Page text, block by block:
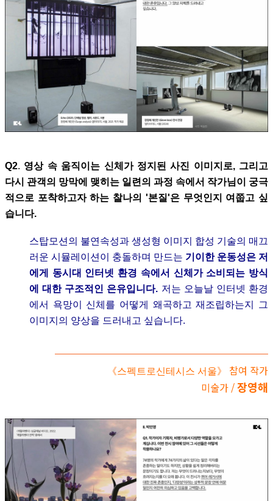
Q2. 영상 속 움직이는 신체가 정지된 사진 이미지로, 그리고
다시 관객의 망막에 맺히는 일련의 과정 속에서 작가님이 궁극
적으로 포착하고자 하는 찰나의 '본질'은 무엇인지 여쭙고 싶
습니다.
스탑모션의 불연속성과 생성형 이미지 합성 기술의 매끄
러운 시뮬레이션이 충돌하며 만드는 기이한 운동성은 저
에게 동시대 인터넷 환경 속에서 신체가 소비되는 방식
에 대한 구조적인 은유입니다. 저는 오늘날 인터넷 환경
에서 욕망이 신체를 어떻게 왜곡하고 재조립하는지 그
이미지의 양상을 드러내고 싶습니다.
《스펙트로신테시스 서울》
참여 작가
미술가 /장영해